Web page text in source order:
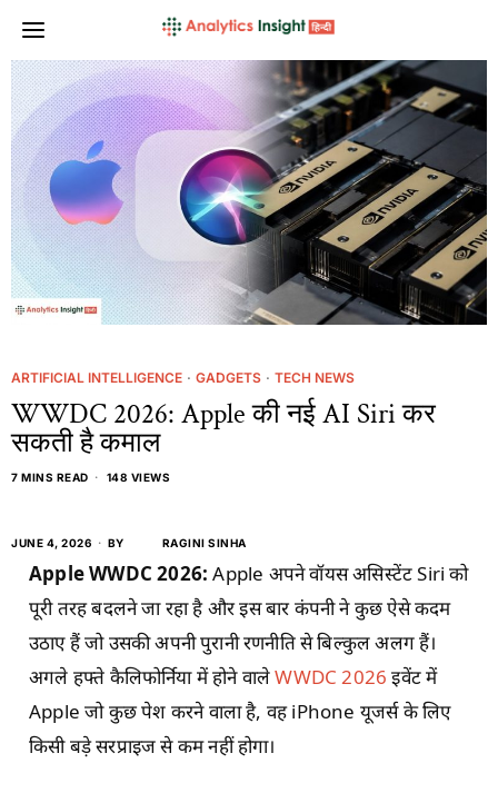
ARTIFICIAL INTELLIGENCE · GADGETS · TECH NEWS
WWDC 2026: Apple की नई AI Siri कर
सकती है कमाल
7 MINS READ 148 VIEWS
JUNE 4, 2026 BY RAGINI SINHA
Apple WWDC 2026: Apple अपने वॉयस असिस्टेंट Siri को
पूरी तरह बदलने जा रहा है और इस बार कंपनी ने कुछ ऐसे कदम
उठाए हैं जो उसकी अपनी पुरानी रणनीति से बिल्कुल अलग हैं।
अगले हफ्ते कैलिफोर्निया में होने वालेWWDC 2026 इवेंट में
Apple जो कुछ पेश करने वाला है, वह iPhone यूजर्स के लिए
किसी बड़े सरप्राइज से कम नहीं होगा।